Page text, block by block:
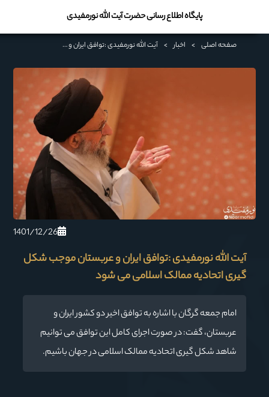
پایگاه اطلاع رسانی حضرت آیت الله نورمفیدی
صفحه اصلی > اخبار > آیت الله نورمفیدی :توافق ایران و عربستان موجب شکل گیری اتحادیه ممالک اسلامی می شود
1401/12/26
آیت الله نورمفیدی :توافق ایران و عربستان موجب شکل
گیری اتحادیه ممالک اسلامی می شود
امام جمعه گرگان با اشاره به توافق اخیر دو کشور ایران و
عربستان، گفت: در صورت اجرای کامل این توافق می توانیم
شاهد شکل گیری اتحادیه ممالک اسلامی در جهان باشیم.